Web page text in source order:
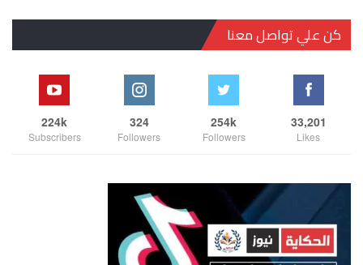
كن علي تواصل معنا
33,201
Likes
254k
Followers
324
Followers
224k
Subscribers